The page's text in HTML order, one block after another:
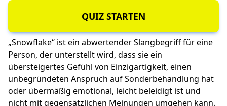
QUIZ STARTEN
„Snowflake“ ist ein abwertender Slangbegriff für eine
Person, der unterstellt wird, dass sie ein
übersteigertes Gefühl von Einzigartigkeit, einen
unbegründeten Anspruch auf Sonderbehandlung hat
oder übermäßig emotional, leicht beleidigt ist und
nicht mit gegensätzlichen Meinungen umgehen kann.